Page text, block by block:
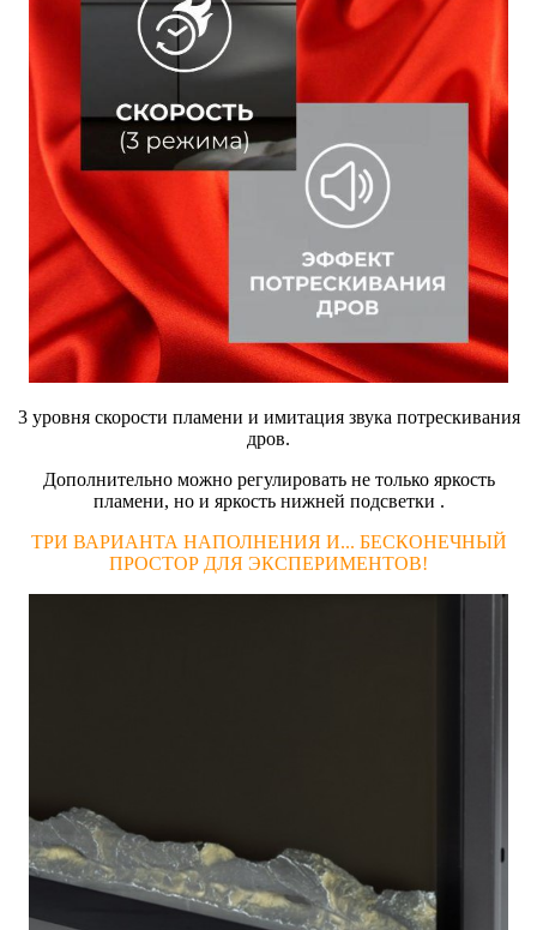
3 уровня скорости пламени и имитация звука потрескивания
дров.
Дополнительно можно регулировать не только яркость
пламени, но и яркость нижней подсветки .
ТРИ ВАРИАНТА НАПОЛНЕНИЯ И... БЕСКОНЕЧНЫЙ
ПРОСТОР ДЛЯ ЭКСПЕРИМЕНТОВ!